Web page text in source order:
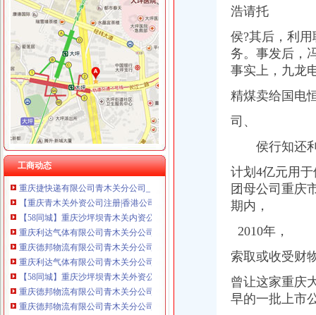
重庆全景信息技术有限公司 渝江 （工商注册）
重庆泰盛贷款咨询有限公司 渝高 （工商注册）
重庆汇泰贷款咨询有限公司科园路分公司 渝高 （工商注册）
重庆市明诚塑料制品有限责任公司 渝高100万 （进出口权）
重庆盛旗投资咨询有限公司 渝中10万 （工商注册）
重庆斯苔登托生物科技有限公司 渝南10万 （工商注册）
重庆尊盟财务管理有限公司 渝北10万 （工商注册）
重庆德谋生产力促进中心有限公司 渝大10万 （工商注册）
工商动态
青木关注册分公司
低风险现买现收益重庆主城7大现铺盘点-吉屋网
能源大佬的儿子们：侯行知黑金链条起底-综合快讯-中国食品饮料网
产品展示-重庆捷成塑胶有限责任公司璧山县分公司
对话乐视网：解密16亿元收购花儿影视背后玄机-搜狐IT
重庆市星火金属发展有限公司青木关铸钢车间_全球企业库
重庆利达气体有限公司青木关分公司_【电话地址_招聘信息_注册信息_
【青木关公司注册|青木关公司注册代理】-今题青木关公司注册网
【重庆青木关香港公司注册|注册香港公司|香港公司注册查询】-重庆赶
重庆捷快递有限公司青木关分公司_【信用信息_诉讼信息_财务信息_
【重庆青木关外资公司注册|香港公司注册|离岸公司注册】-重庆赶集网
【58同城】重庆沙坪坝青木关内资公司注册服务_内资公司注册代理_
重庆利达气体有限公司青木关分公司
重庆德邦物流有限公司青木关分公司_【信用信息_诉讼信息_财务信息_
重庆利达气体有限公司青木关分公司联系方式_信用报告_工商信息-启
【58同城】重庆沙坪坝青木关外资公司注册_外资企业注册_代理外资公
重庆德邦物流有限公司青木关分公司联系方式_信用报告_工商信息-启
重庆德邦物流有限公司青木关分公司
【重庆利达气体有限公司青木关分公司工商信息】-阿土伯工商信息查询
【中国电信重庆市沙坪坝分公司青木关支局】中国电信重庆市沙坪坝
浩请托
侯?其后，利
务。事发后，
事实上，九龙
精煤卖给国电
司、
侯行知还利
计划4亿元用
团母公司重庆
期内，
2010年，
索取或收受财
曾让这家重庆
早的一批上市